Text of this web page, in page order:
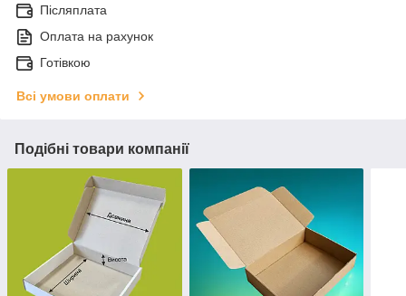
Післяплата
Оплата на рахунок
Готівкою
Всі умови оплати
Подібні товари компанії